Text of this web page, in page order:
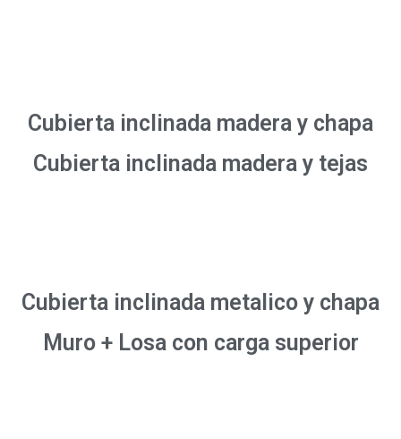
Cubierta inclinada madera y chapa
Cubierta inclinada madera y tejas
Cubierta inclinada metalico y chapa
Muro + Losa con carga superior